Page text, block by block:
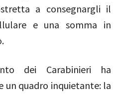
a consegnargli il
e una somma in
dei Carabinieri ha
un quadro inquietante: la